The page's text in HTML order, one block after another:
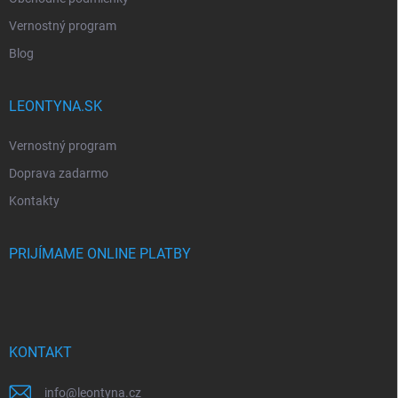
Vernostný program
Blog
LEONTYNA.SK
Vernostný program
Doprava zadarmo
Kontakty
PRIJÍMAME ONLINE PLATBY
KONTAKT
info@ leontyna.cz